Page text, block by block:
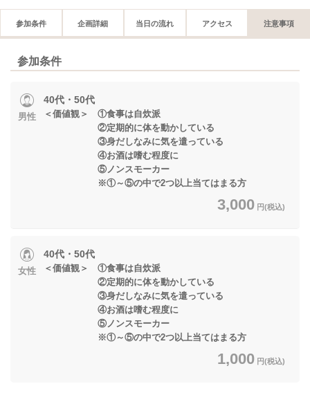
参加条件 企画詳細 当日の流れ アクセス 注意事項
参加条件
男性
40代・50代
＜価値観＞ ①食事は自炊派
②定期的に体を動かしている
③身だしなみに気を遣っている
④お酒は嗜む程度に
⑤ノンスモーカー
※①～⑤の中で2つ以上当てはまる方
3,000 円(税込)
女性
40代・50代
＜価値観＞ ①食事は自炊派
②定期的に体を動かしている
③身だしなみに気を遣っている
④お酒は嗜む程度に
⑤ノンスモーカー
※①～⑤の中で2つ以上当てはまる方
1,000 円(税込)